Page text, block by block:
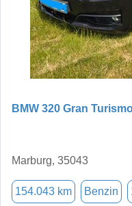
BMW 320 Gran
Marburg, 35043
154.043 km Benzin